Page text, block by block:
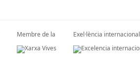
Membre de la Exel·lència internacional